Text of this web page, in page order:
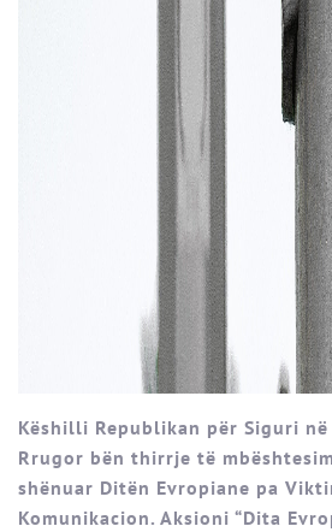
Këshilli Republikan për Siguri
Rrugor bën thirrje të
shënuar Ditën Evropiane pa
Komunikacion. Aksioni “Dita